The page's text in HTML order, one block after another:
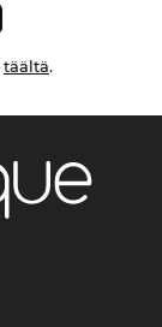
täältä.